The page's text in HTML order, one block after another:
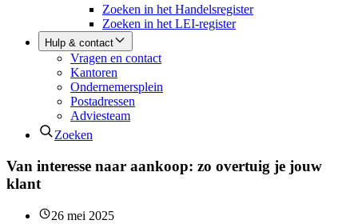
Zoeken in het Handelsregister
Zoeken in het LEI-register
Hulp & contact
Vragen en contact
Kantoren
Ondernemersplein
Postadressen
Adviesteam
Zoeken
Van interesse naar aankoop: zo overtuig je jouw
klant
26 mei 2025